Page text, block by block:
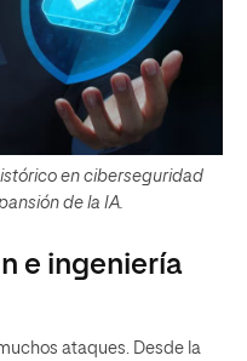
en ciberseguridad
de la IA.
e ingeniería
ataques. Desde la